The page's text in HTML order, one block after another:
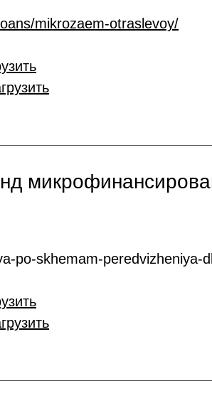
mikrozaem-otraslevoy/
po-skhemam-peredvizheniya-